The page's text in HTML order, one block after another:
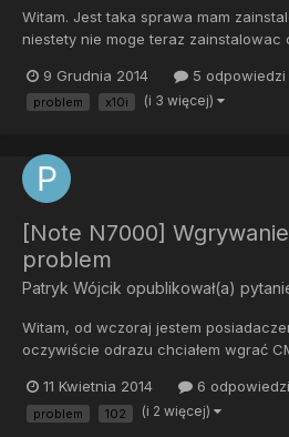
Witam. Jest taka sprawa mam
niestety nie moge teraz zainstalowac
cwm moge przez xrecovery albo
Platinum ROM Wymagania:-
9 Grudnia 2014 5 odpowiedzi
problem x10i (i 3 więcej)
[Note N7000]
problem
Patryk Wójcik opublikował(a)
Witam, od wczoraj jestem
oczywiście odrazu chciałem wgrać
zainstalować potem CM również
rootowaniu telefonu nie miałem
11 Kwietnia 2014 6 odpowiedzi
problem 102 (i 2 więcej)